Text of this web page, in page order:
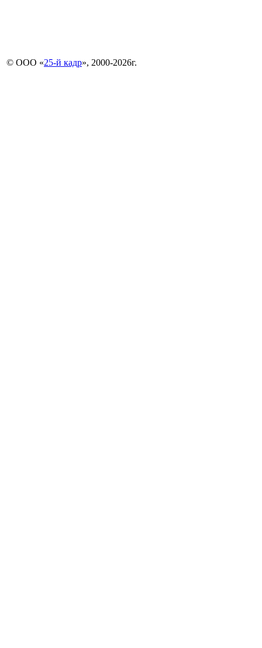
© ООО «25-й кадр», 2000-2026г.